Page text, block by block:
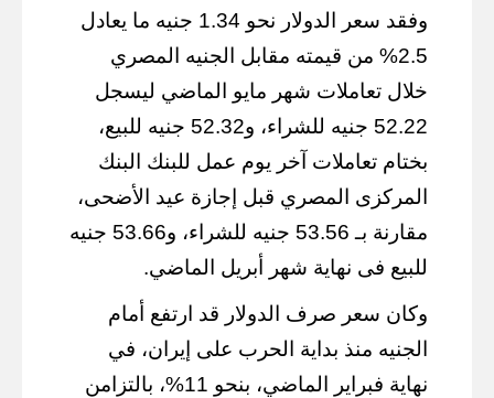
وفقد سعر الدولار نحو 1.34 جنيه ما يعادل
2.5% من قيمته مقابل الجنيه المصري
خلال تعاملات شهر مايو الماضي ليسجل
52.22 جنيه للشراء، و52.32 جنيه للبيع،
بختام تعاملات آخر يوم عمل للبنك البنك
المركزى المصري قبل إجازة عيد الأضحى،
مقارنة بـ 53.56 جنيه للشراء، و53.66 جنيه
للبيع فى نهاية شهر أبريل الماضي.
وكان سعر صرف الدولار قد ارتفع أمام
الجنيه منذ بداية الحرب على إيران، في
نهاية فبراير الماضي، بنحو 11%، بالتزامن